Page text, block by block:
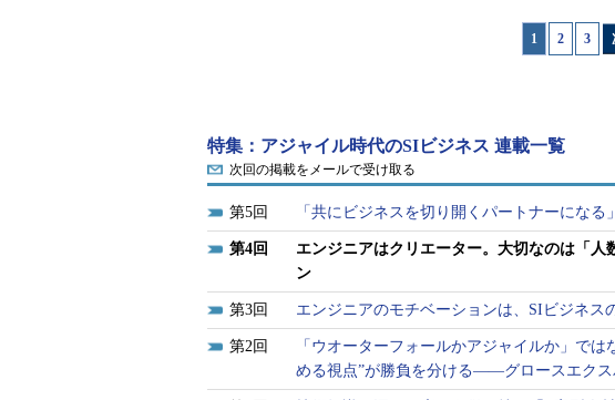
「納品のない受託開発」という新しいSIの在り方
クガーデン。納品のない受託開発では、一括請負
く、「“顧客のビジネスパートナーとして” 顧問
得る」というスタイルのビジネスモデルだ。最初
ば人月見積もりもない。創業者で代表取締役社長
「従来のSIは、決まったモノを作って納めると
それに対して、僕らは顧客に対して『満足』をサ
酬をいただくストック型ビジネスです」
倉貫氏は従来型SIと同社の違
いを「青果店とレストラン」に
1 2 3
特集：アジャイル時代のSIビジネス 連載一覧
次回の掲載をメールで受け取る
5 「共にビジネスを切り開くパートナーにな
4
エンジニアはクリエーター。大切なのは「
ン
3 エンジニアのモチベーションは、SIビジネ
2
「ウオーターフォールかアジャイルか」で
める視点”が勝負を分ける――グロースエクス